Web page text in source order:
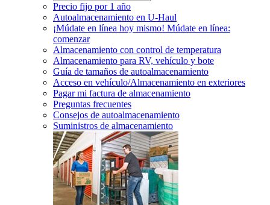
Precio fijo por 1 año
Autoalmacenamiento en U-Haul
¡Múdate en línea hoy mismo! Múdate en línea:
comenzar
Almacenamiento con control de temperatura
Almacenamiento para RV, vehículo y bote
Guía de tamaños de autoalmacenamiento
Acceso en vehículo/Almacenamiento en exteriores
Pagar mi factura de almacenamiento
Preguntas frecuentes
Consejos de autoalmacenamiento
Suministros de almacenamiento